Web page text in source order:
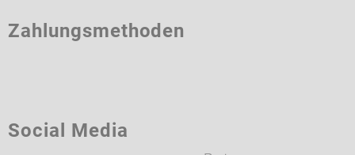
Zahlungsmethoden
Social Media